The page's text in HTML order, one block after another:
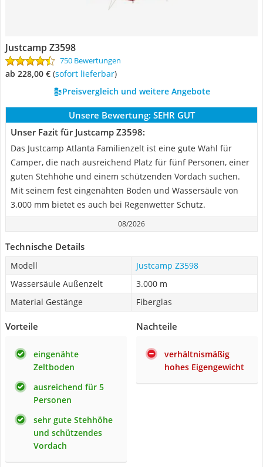
Justcamp Z3598
750 Bewertungen
ab 228,00 € ( Sofort lieferbar)
Preisvergleich und weitere Angebote
Unsere Bewertung: SEHR GUT
Unser Fazit für Justcamp Z3598:
Das Justcamp Atlanta Familienzelt ist eine gute Wahl für
Camper, die nach ausreichend Platz für fünf Personen, einer
guten Stehhöhe und einem schützenden Vordach suchen.
Mit seinem fest eingenähten Boden und Wassersäule von
3.000 mm bietet es auch bei Regenwetter Schutz.
08/2026
Technische Details
Modell
Justcamp Z3598
Wassersäule Außenzelt
3.000 m
Material Gestänge
Fiberglas
Vorteile
eingenähte
Zeltboden
ausreichend für 5
Personen
sehr gute Stehhöhe
und schützendes
Vordach
Nachteile
verhältnismäßig
hohes Eigengewicht